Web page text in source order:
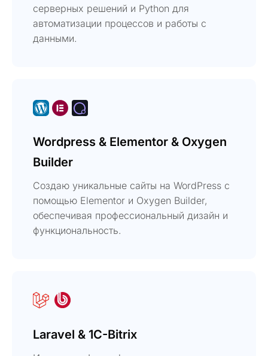
серверных решений и Python для
автоматизации процессов и работы с
данными.
Wordpress & Elementor & Oxygen
Builder
Создаю уникальные сайты на WordPress с
помощью Elementor и Oxygen Builder,
обеспечивая профессиональный дизайн и
функциональность.
Laravel & 1C-Bitrix